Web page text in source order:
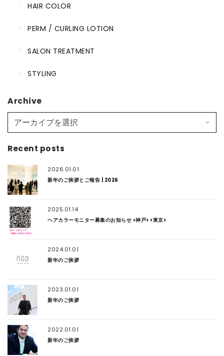
HAIR COLOR
PERM / CURLING LOTION
SALON TREATMENT
STYLING
Archive
Recent posts
2026.01.01
新年のご挨拶とご報告 | 2026
2025.01.14
ヘアカラーモニター募集のお知らせ <神戸> <東京>
2024.01.01
新年のご挨拶
2023.01.01
新年のご挨拶
2022.01.01
新年のご挨拶